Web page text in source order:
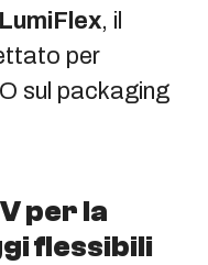
, il
per
sul packaging
per la
flessibili